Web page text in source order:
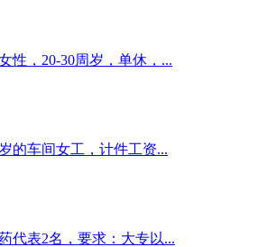
性，20-30周岁，单休，...
的车间女工，计件工资...
代表2名，要求：大专以...